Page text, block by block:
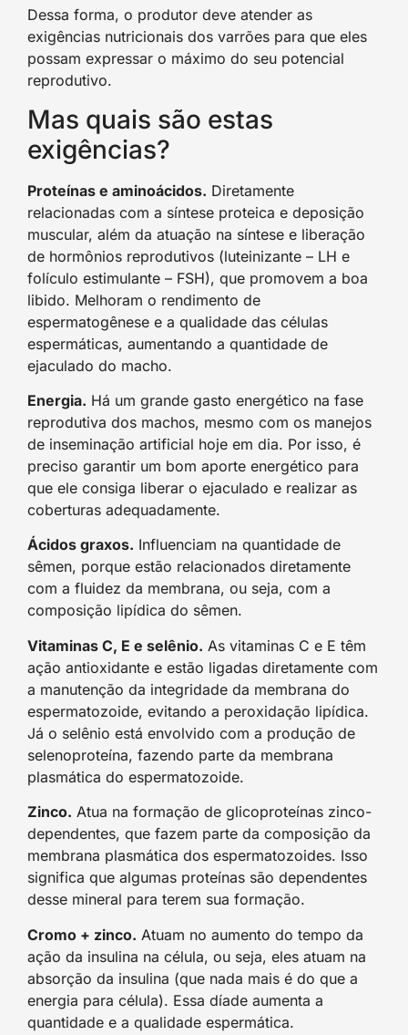
Dessa forma, o produtor deve atender as
exigências nutricionais dos varrões para que eles
possam expressar o máximo do seu potencial
reprodutivo.
Mas quais são estas
exigências?
Proteínas e aminoácidos. Diretamente
relacionadas com a síntese proteica e deposição
muscular, além da atuação na síntese e liberação
de hormônios reprodutivos (luteinizante – LH e
folículo estimulante – FSH), que promovem a boa
libido. Melhoram o rendimento de
espermatogênese e a qualidade das células
espermáticas, aumentando a quantidade de
ejaculado do macho.
Energia. Há um grande gasto energético na fase
reprodutiva dos machos, mesmo com os manejos
de inseminação artificial hoje em dia. Por isso, é
preciso garantir um bom aporte energético para
que ele consiga liberar o ejaculado e realizar as
coberturas adequadamente.
Ácidos graxos. Influenciam na quantidade de
sêmen, porque estão relacionados diretamente
com a fluidez da membrana, ou seja, com a
composição lipídica do sêmen.
Vitaminas C, E e selênio. As vitaminas C e E têm
ação antioxidante e estão ligadas diretamente com
a manutenção da integridade da membrana do
espermatozoide, evitando a peroxidação lipídica.
Já o selênio está envolvido com a produção de
selenoproteína, fazendo parte da membrana
plasmática do espermatozoide.
Zinco. Atua na formação de glicoproteínas zinco-
dependentes, que fazem parte da composição da
membrana plasmática dos espermatozoides. Isso
significa que algumas proteínas são dependentes
desse mineral para terem sua formação.
Cromo + zinco. Atuam no aumento do tempo da
ação da insulina na célula, ou seja, eles atuam na
absorção da insulina (que nada mais é do que a
energia para célula). Essa díade aumenta a
quantidade e a qualidade espermática.